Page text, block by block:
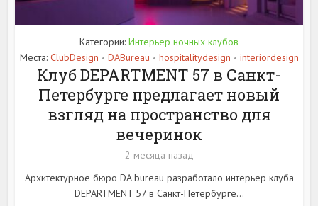
Категории: Интерьер ночных клубов
Места: ClubDesign • DABureau • hospitalitydesign • interiordesign
Клуб DEPARTMENT 57 в Санкт-
Петербурге предлагает новый
взгляд на пространство для
вечеринок
2 месяца назад
Архитектурное бюро DA bureau разработало интерьер клуба
DEPARTMENT 57 в Санкт-Петербурге...